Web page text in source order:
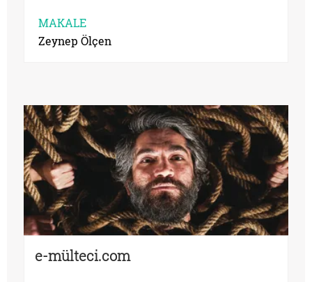
MAKALE
Zeynep Ölçen
e-mülteci.com